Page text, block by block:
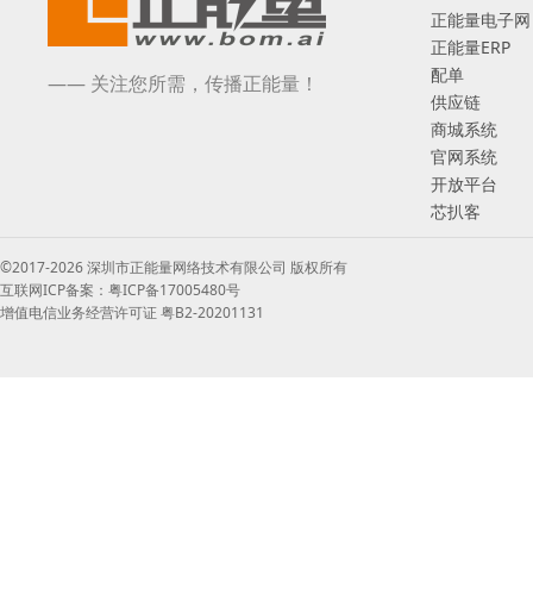
—— 关注您所需，传播正能量！
正能量电子网
正能量ERP
配单
供应链
商城系统
官网系统
开放平台
芯扒客
©2017-2026 深圳市正能量网络技术有限公司 版权所有
互联网ICP备案：粤ICP备17005480号
增值电信业务经营许可证 粤B2-20201131